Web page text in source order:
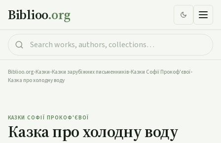
Biblioo.org
Biblioo.org•Казки•Казки зарубіжних письменників•Казки Софії Прокоф'євої•
Казка про холодну воду
КАЗКИ СОФІЇ ПРОКОФ'ЄВОЇ
Казка про холодну воду